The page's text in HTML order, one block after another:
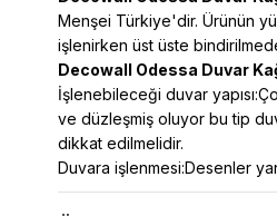
Menşei Türkiye'dir. Ürünün
işlenirken üst üste
Decowall Odessa Duvar
İşlenebileceği duvar
ve düzleşmiş oluyor bu tip
dikkat edilmelidir.
Duvara işlenmesi:Desenler